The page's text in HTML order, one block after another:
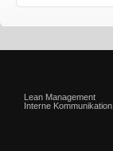
Lean Management
Interne Kommunikation